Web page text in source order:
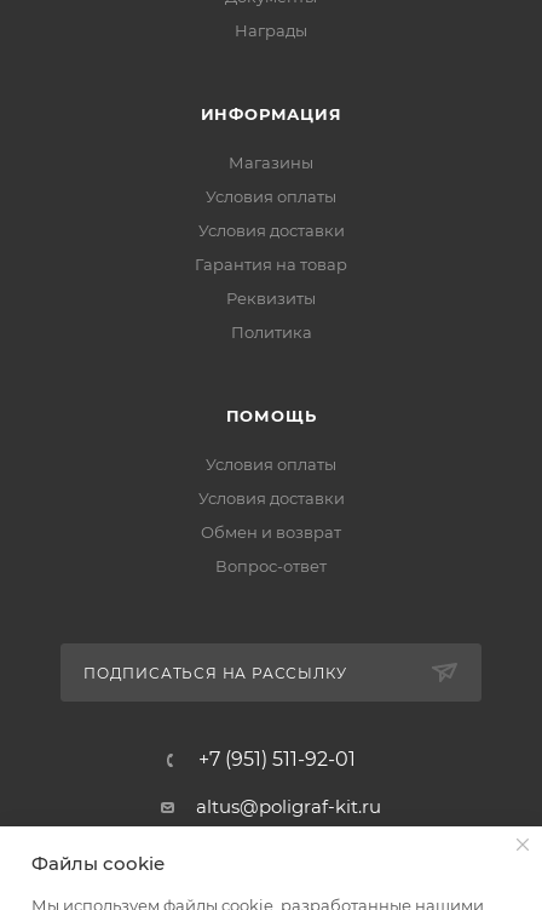
Награды
ИНФОРМАЦИЯ
Магазины
Условия оплаты
Условия доставки
Гарантия на товар
Реквизиты
Политика
ПОМОЩЬ
Условия оплаты
Условия доставки
Обмен и возврат
Вопрос-ответ
ПОДПИСАТЬСЯ НА РАССЫЛКУ
+7 (951) 511-92-01
altus@poligraf-kit.ru
Магазин-склад ТЦ "Альтус"
пос. Янтарный, Малое Зеленое
Файлы cookie
Мы используем файлы cookie, разработанные нашими